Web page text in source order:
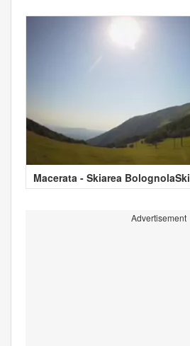
Macerata - Skiarea BolognolaSki
Advertisement